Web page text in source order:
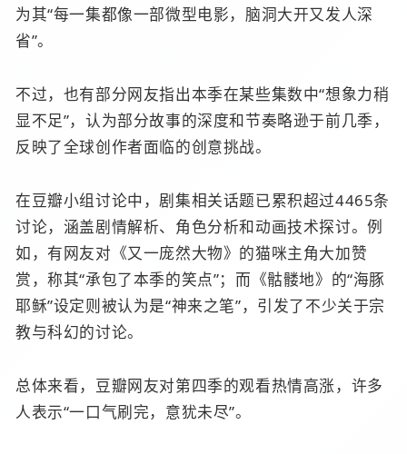
为其“每一集都像一部微型电影，脑洞大开又发人深
省”。
不过，也有部分网友指出本季在某些集数中“想象力稍
显不足”，认为部分故事的深度和节奏略逊于前几季，
反映了全球创作者面临的创意挑战。
在豆瓣小组讨论中，剧集相关话题已累积超过4465条
讨论，涵盖剧情解析、角色分析和动画技术探讨。例
如，有网友对《又一庞然大物》的猫咪主角大加赞
赏，称其“承包了本季的笑点”；而《骷髅地》的“海豚
耶稣”设定则被认为是“神来之笔”，引发了不少关于宗
教与科幻的讨论。
总体来看，豆瓣网友对第四季的观看热情高涨，许多
人表示“一口气刷完，意犹未尽”。